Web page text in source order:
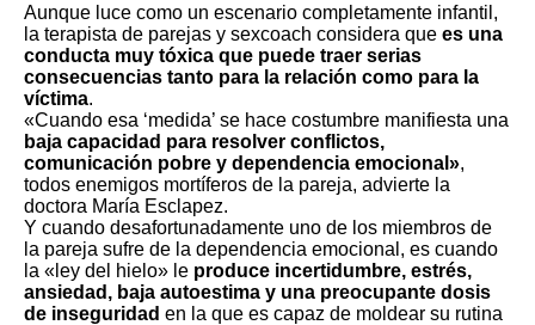
Aunque luce como un escenario completamente infantil,
la terapista de parejas y sexcoach considera que es una
conducta muy tóxica que puede traer serias
consecuencias tanto para la relación como para la
víctima.
«Cuando esa ‘medida’ se hace costumbre manifiesta una
baja capacidad para resolver conflictos,
comunicación pobre y dependencia emocional»,
todos enemigos mortíferos de la pareja, advierte la
doctora María Esclapez.
Y cuando desafortunadamente uno de los miembros de
la pareja sufre de la dependencia emocional, es cuando
la «ley del hielo» le produce incertidumbre, estrés,
ansiedad, baja autoestima y una preocupante dosis
de inseguridad en la que es capaz de moldear su rutina